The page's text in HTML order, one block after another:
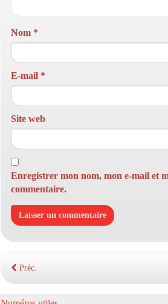
Nom *
E-mail *
Site web
Enregistrer mon nom, mon e-mail et
commentaire.
Préc.